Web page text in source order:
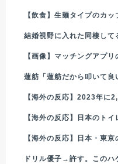
【飲食】生麺タイプのカ
結婚視野に入れた同棲して
【画像】マッチングアプ
蓮舫「蓮舫だから叩いて
【海外の反応】2023年に
【海外の反応】日本のト
【海外の反応】日本・東
ドリル優子→許す。この